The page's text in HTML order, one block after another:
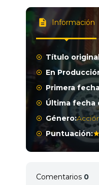
Información
Título
En
Primera
Última fecha
Género:
Puntuación:
Comentarios 0